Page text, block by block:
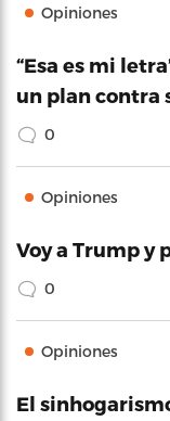
Opiniones
“Esa es mi
un plan contra
0
Opiniones
Voy a Trump y
0
Opiniones
El